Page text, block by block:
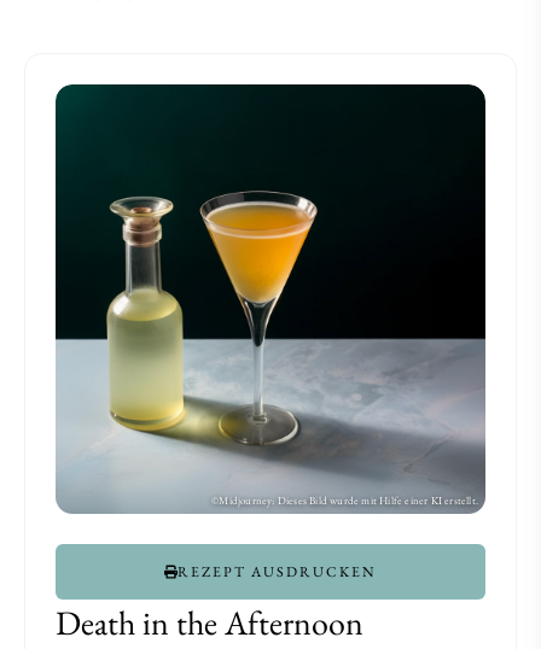
Death in the Afternoon
REZEPT AUSDRUCKEN